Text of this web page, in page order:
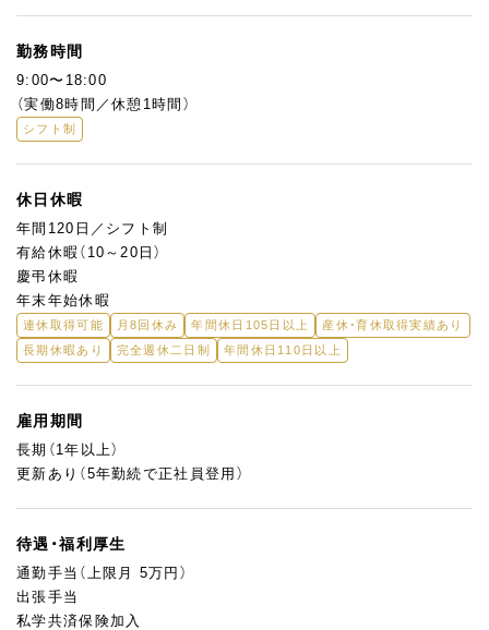
います。
お店巡りをして色々なスイーツのリサーチをし、その情報をもと
にオリジナルレシピの考案を行う実習なども。
学生の成長と自分自身の成長にもつながる働き方に興味を持って
いただける方、大歓迎です！
勤務時間
9:00〜18:00
（実働8時間／休憩1時間）
シフト制
休日休暇
年間120日／シフト制
有給休暇（10～20日）
慶弔休暇
年末年始休暇
連休取得可能 月8回休み 年間休日105日以上
産休・育休取得実績あり
長期休暇あり
完全週休二日制 年間休日110日以上
雇用期間
長期（1年以上）
更新あり（5年勤続で正社員登用）
待遇・福利厚生
通勤手当（上限月 5万円）
出張手当
私学共済保険加入